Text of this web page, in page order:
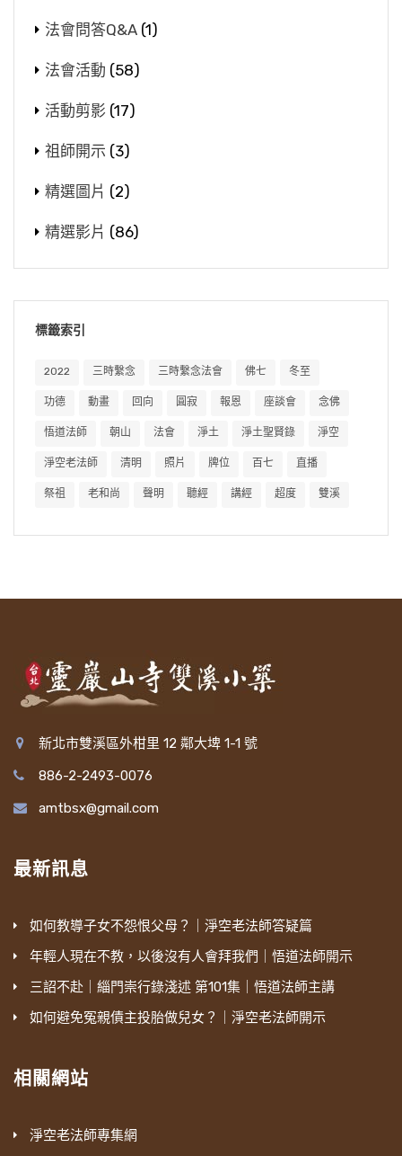
法會問答Q&A (1)
法會活動 (58)
活動剪影 (17)
祖師開示 (3)
精選圖片 (2)
精選影片 (86)
標籤索引
2022 三時繫念 三時繫念法會 佛七 冬至
功德 動畫 回向 圓寂 報恩 座談會 念佛
悟道法師 朝山 法會 淨土 淨土聖賢錄 淨空
淨空老法師 清明 照片 牌位 百七 直播
祭祖 老和尚 聲明 聽經 講經 超度 雙溪
新北市雙溪區外柑里 12 鄰大埤 1-1 號
886-2-2493-0076
amtbsx@gmail.com
最新訊息
如何教導子女不怨恨父母？｜淨空老法師答疑篇
年輕人現在不教，以後沒有人會拜我們｜悟道法師開示
三詔不赴｜緇門崇行錄淺述 第101集｜悟道法師主講
如何避免冤親債主投胎做兒女？｜淨空老法師開示
相關網站
淨空老法師專集網